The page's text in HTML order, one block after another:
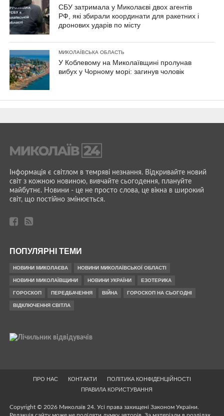
СБУ затримала у Миколаєві двох агентів
РФ, які збирали координати для ракетних і
дронових ударів по місту
МИКОЛАЇВСЬКА ОБЛАСТЬ
У Коблевому на Миколаївщині пролунав
вибух у Чорному морі: загинув чоловік
Інформація є світлом в темряві незнання. Відкривайте новий
світ з кожною новиною, вивчайте сьогодення, плануйте
майбутнє. Новини - це не просто слова, це вікна в широкий
світ, що постійно змінюється.
ПОПУЛЯРНІ ТЕМИ
НОВИНИ МИКОЛАЄВА НОВИНИ МИКОЛАЇВСЬКОЇ ОБЛАСТІ
НОВИНИ МИКОЛАЇВЩИНИ НОВИНИ УКРАЇНИ ЕЗОТЕРИКА
ГОРОСКОП ПЕРЕДБАЧЕННЯ ВІЙНА ГОРОСКОП НА СЬОГОДНІ
ВІДКЛЮЧЕННЯ СВІТЛА
ПРО НАС КОНТАКТИ
ПОЛІТИКА КОНФІДЕНЦІЙНОСТІ
ПРАВИЛА КОРИСТУВАННЯ
Copyright © 2026 Миколаїв 24. Усі права захищені Законом України.